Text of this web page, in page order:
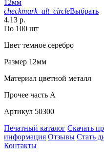
12мм
checkmark_alt_circleВыбрать
4.13 р.
По 100 шт
Цвет темное серебро
Размер 12мм
Материал цветной металл
Прочее часть A
Артикул 50300
Печатный каталог Скачать
информация Отзывы Стать
Контакты